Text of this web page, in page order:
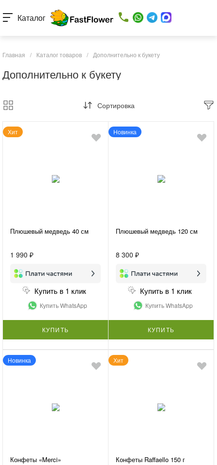
Каталог
Главная / Каталог товаров / Дополнительно к букету
Дополнительно к букету
Сортировка
Хит
Плюшевый медведь 40 см
1 990 ₽
Купить в 1 клик
Купить WhatsApp
КУПИТЬ
Новинка
Плюшевый медведь 120 см
8 300 ₽
Купить в 1 клик
Купить WhatsApp
КУПИТЬ
Новинка
Конфеты «Merci»
Хит
Конфеты Raffaello 150 г